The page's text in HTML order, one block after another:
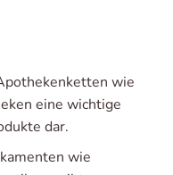
wie
eine wichtige
dar.
wie